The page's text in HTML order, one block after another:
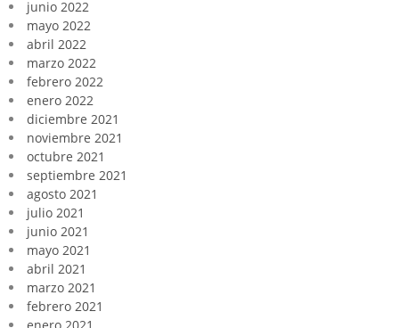
junio 2022
mayo 2022
abril 2022
marzo 2022
febrero 2022
enero 2022
diciembre 2021
noviembre 2021
octubre 2021
septiembre 2021
agosto 2021
julio 2021
junio 2021
mayo 2021
abril 2021
marzo 2021
febrero 2021